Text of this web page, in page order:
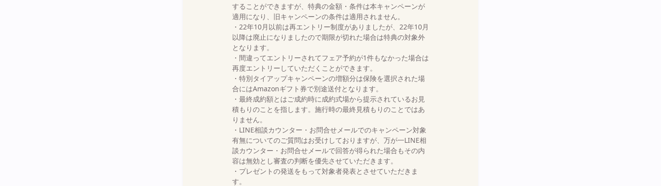
することができますが、特典の金額・条件は本キャンペーンが
適用になり、旧キャンペーンの条件は適用されません。
・22年10月以前は再エントリー制度がありましたが、22年10月
以降は廃止になりましたので期限が切れた場合は特典の対象外
となります。
・間違ってエントリーされてフェア予約が1件もなかった場合は
再度エントリーしていただくことができます。
・特別タイアップキャンペーンの増額分は保険を選択された場
合にはAmazonギフト券で別途送付となります。
・最終成約額とはご成約時に成約式場から提示されているお見
積もりのことを指します。施行時の最終見積もりのことではあ
りません。
・LINE相談カウンター・お問合せメールでのキャンペーン対象
有無についてのご質問はお受けしておりますが、万が一LINE相
談カウンター・お問合せメールで回答が得られた場合もその内
容は無効とし審査の判断を優先させていただきます。
・プレゼントの発送をもって対象者発表とさせていただきま
す。